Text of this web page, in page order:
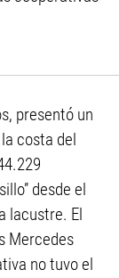
presentó un
costa del
desde el
lacustre. El
Mercedes
no tuvo el